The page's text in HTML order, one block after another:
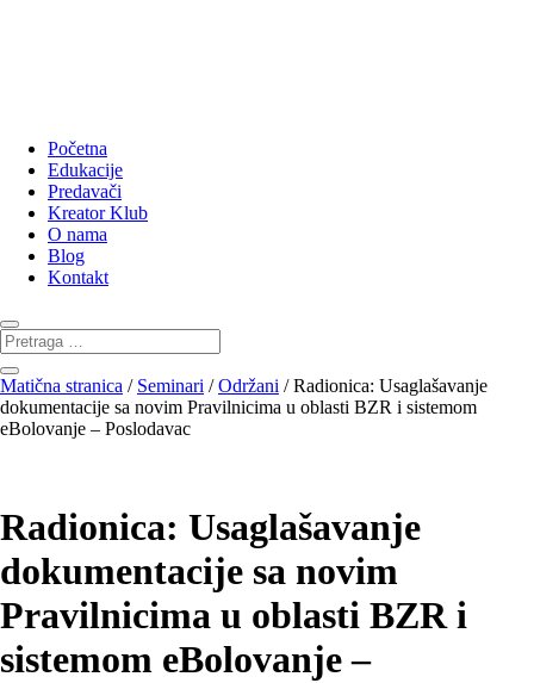
Početna
Edukacije
Predavači
Kreator Klub
O nama
Blog
Kontakt
Matična stranica / Seminari /Održani / Radionica: Usaglašavanje
dokumentacije sa novim Pravilnicima u oblasti BZR i sistemom
eBolovanje – Poslodavac
Radionica: Usaglašavanje
dokumentacije sa novim
Pravilnicima u oblasti BZR i
sistemom eBolovanje –